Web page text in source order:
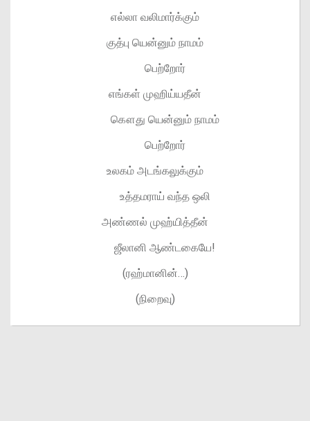
எல்லா வலிமார்க்கும்
குத்பு யென்னும் நாமம்
பெற்றோர்
எங்கள் முஹிய்யதீன்
கௌது யென்னும் நாமம்
பெற்றோர்
உலகம் அடங்கலுக்கும்
உத்தமராய் வந்த ஒலி
அண்ணல் முஹ்யித்தீன்
ஜீலானி ஆண்டகையே!
(ரஹ்மானின்…)
(நிறைவு)